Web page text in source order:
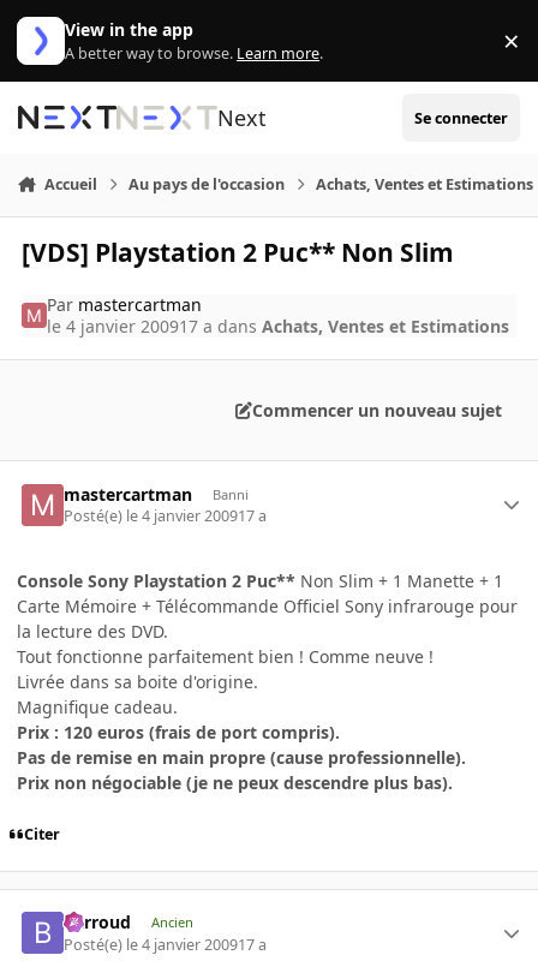
Aller au contenu
View in the app
A better way to browse. Learn more. ×
Next Se connecter
Accueil Au pays de l'occasion Achats, Ventes et Estimations
[VDS] Playstation 2 Puc** Non Slim
Par mastercartman
le 4 janvier 200917 a dansAchats, Ventes et Estimations
Commencer un nouveau sujet
mastercartman Banni
Posté(e) le 4 janvier 200917 a
Console Sony Playstation 2 Puc** Non Slim + 1 Manette + 1
Carte Mémoire + Télécommande Officiel Sony infrarouge pour
la lecture des DVD.
Tout fonctionne parfaitement bien ! Comme neuve !
Livrée dans sa boite d'origine.
Magnifique cadeau.
Prix : 120 euros (frais de port compris).
Pas de remise en main propre (cause professionnelle).
Prix non négociable (je ne peux descendre plus bas).
Citer
Barroud Ancien
Posté(e) le 4 janvier 200917 a